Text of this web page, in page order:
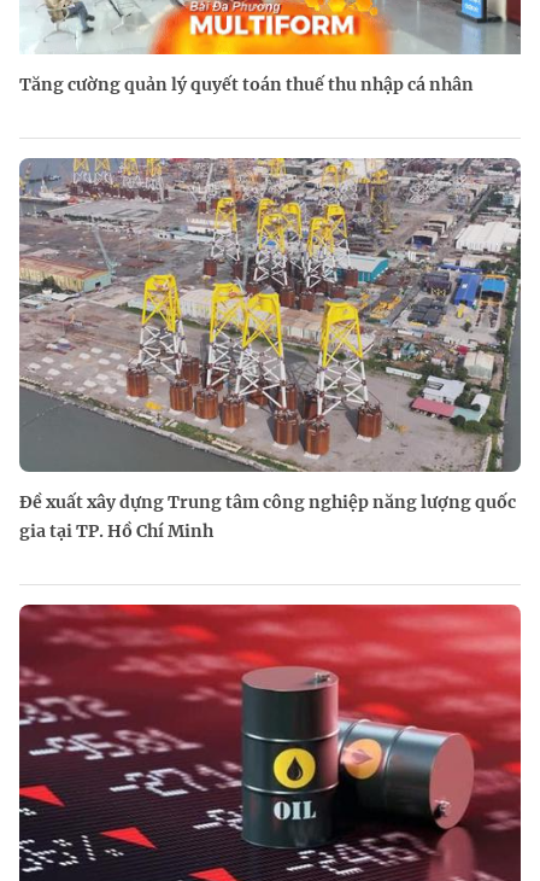
Tăng cường quản lý quyết toán thuế thu nhập cá nhân
Đề xuất xây dựng Trung tâm công nghiệp năng lượng quốc
gia tại TP. Hồ Chí Minh